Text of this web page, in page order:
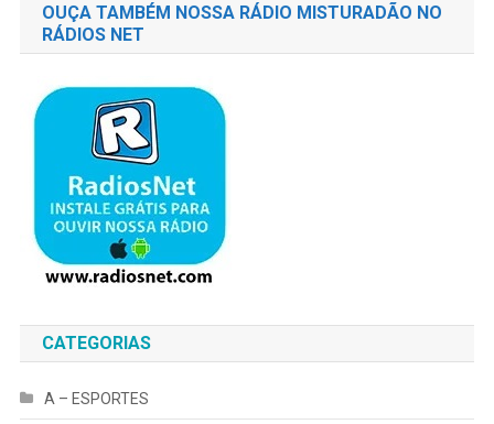
OUÇA TAMBÉM NOSSA RÁDIO MISTURADÃO NO
RÁDIOS NET
CATEGORIAS
A – ESPORTES